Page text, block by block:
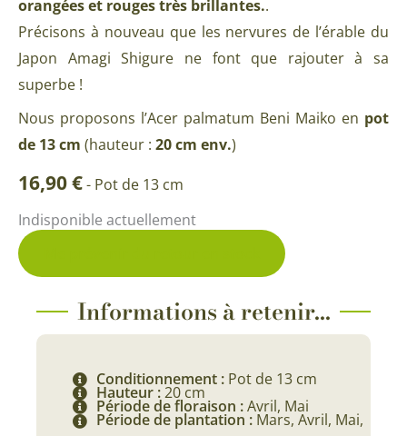
orangées et rouges très brillantes..
Précisons à nouveau que les nervures de l’érable du
Japon Amagi Shigure ne font que rajouter à sa
superbe !
Nous proposons l’Acer palmatum Beni Maiko en pot
de 13 cm (hauteur : 20 cm env.)
16,90€- Pot de 13 cm
Indisponible actuellement
Informations à retenir...
Conditionnement : Pot de 13 cm
Hauteur :20 cm
Période de floraison :Avril, Mai
Période de plantation : Mars, Avril, Mai,